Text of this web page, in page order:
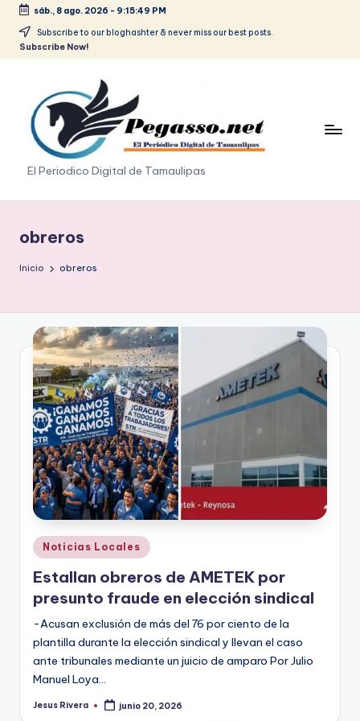
Saltar
sáb., 8 ago. 2026 - 9:15:49 PM
Subscribe to our bloghashter & never miss our best posts.
Subscribe Now!
p
e
g
s
.
p
r
e
s
s
El Periodico Digital de Tamaulipas
obreros
Inicio obreros
Publicado
en
Noticias Locales
Estallan obreros de AMETEK por
presunto fraude en elección sindical
-Acusan exclusión de más del 76 por ciento de la
plantilla durante la elección sindical y llevan el caso
ante tribunales mediante un juicio de amparo Por Julio
Manuel Loya…
Publicado
Jesus Rivera junio 20, 2026